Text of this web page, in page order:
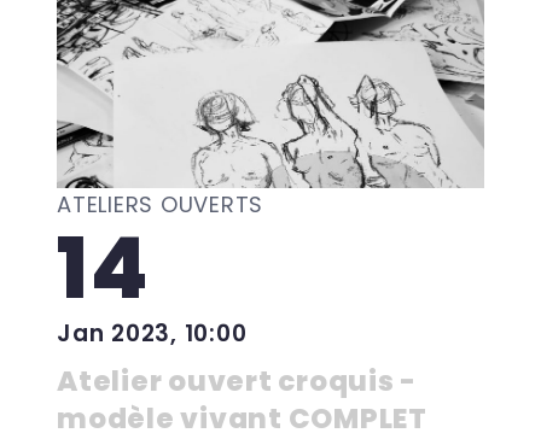
ATELIERS OUVERTS
14
Jan 2023, 10:00
Atelier ouvert croquis -
modèle vivant COMPLET